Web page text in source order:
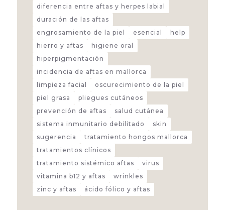
diferencia entre aftas y herpes labial
duración de las aftas
engrosamiento de la piel
esencial
help
hierro y aftas
higiene oral
hiperpigmentación
incidencia de aftas en mallorca
limpieza facial
oscurecimiento de la piel
piel grasa
pliegues cutáneos
prevención de aftas
salud cutánea
sistema inmunitario debilitado
skin
sugerencia
tratamiento hongos mallorca
tratamientos clínicos
tratamiento sistémico aftas
virus
vitamina b12 y aftas
wrinkles
zinc y aftas
ácido fólico y aftas